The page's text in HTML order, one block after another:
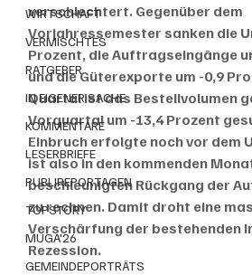
WIRTSCHAFT
VERMISCHTES
RATGEBER
IN EIGENER SACHE
KOMMENTARE
LESERBRIEFE
PUBLIREPORTAGEN
TOPSTORY
MUGA'26
GEMEINDEPORTRÄTS
verschlechtert. Gegenüber dem
Vorjahressemester sanken die
Prozent, die Auftragseingänge
und die Güterexporte um -0,9
Quartal ist das Bestellvolumen
Vorquartal um -13,4 Prozent
Einbruch erfolgte noch vor dem
ist also in den kommenden
beschleunigten Rückgang der
zu rechnen. Damit droht eine
Verschärfung der bestehenden
Rezession.